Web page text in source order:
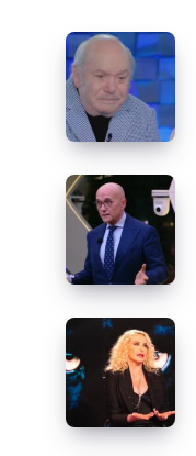
Lino
Banfi
e
la
paura
della
morte
Grande
Fratello,
ancora
senso
mandarlo
in
onda?
Antonella
Clerici,
Ligabue
e